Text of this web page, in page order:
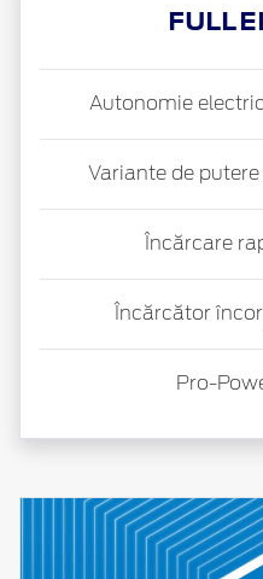
FULL
Autonomie
Variante de putere
Încărcare
Încărcător
Pro-